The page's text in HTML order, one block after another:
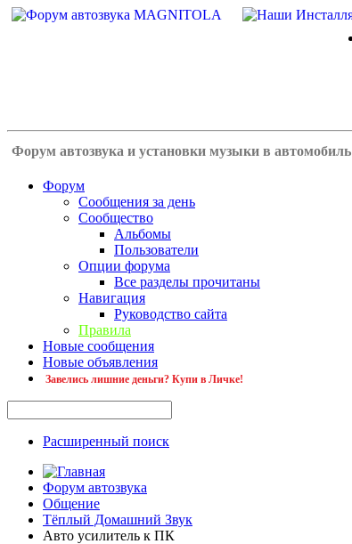
Форум автозвука и установки музыки в автомобиль
Форум
Сообщения за день
Сообщество
Альбомы
Пользователи
Опции форума
Все разделы прочитаны
Навигация
Руководство сайта
Правила
Новые сообщения
Новые объявления
Завелись лишние деньги? Купи в Личке!
Расширенный поиск
Форум автозвука
Общение
Тёплый Домашний Звук
Авто усилитель к ПК